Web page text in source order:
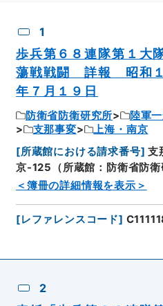
1
歩兵第６８連隊第１
蕩戦戦闘 詳報 昭和１
年７月１９日
防衛省防衛研究所 陸軍
支那事変
上海・南京
[所蔵館における請求番号] 支
京-125（所蔵館：防衛省防衛
＜簿冊の詳細情報を表示＞
[レファレンスコード]
2